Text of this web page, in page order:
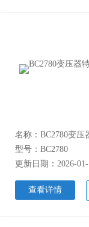
型号：BC2780
更新日期：2026-
查看详情